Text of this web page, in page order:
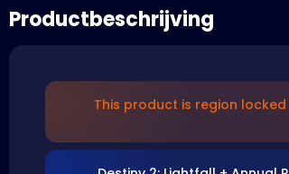
Productbeschrijving
This product is region